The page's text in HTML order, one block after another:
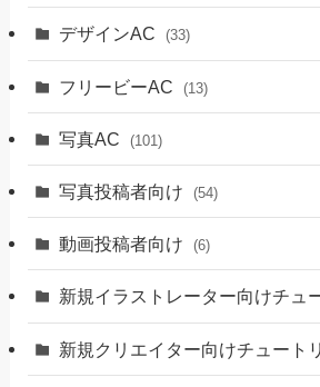
デザインAC (33)
フリービーAC (13)
写真AC (101)
写真投稿者向け (54)
動画投稿者向け (6)
新規イラストレーター向けチュ
新規クリエイター向けチュート